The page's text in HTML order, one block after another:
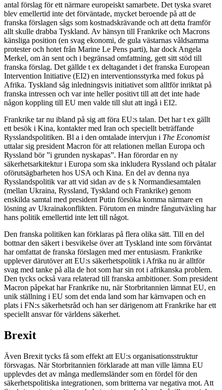
antal förslag för ett närmare europeiskt samarbete. Det tyska svaret
blev emellertid inte det förväntade, mycket beroende på att de
franska förslagen sågs som kostnadskrävande och att detta framför
allt skulle drabba Tyskland. Av hänsyn till Frankrike och Macrons
känsliga position (en svag ekonomi, de gula västarnas våldsamma
protester och hotet från Marine Le Pens parti), har dock Angela
Merkel, om än sent och i begränsad omfattning, gett sitt stöd till
franska förslag. Det gällde t ex deltagandet i det franska European
Intervention Initiative (EI2) en interventionsstyrka med fokus på
Afrika. Tyskland såg inledningsvis initiativet som alltför inriktat på
franska intressen och var inte heller positivt till att det inte hade
någon koppling till EU men valde till slut att ingå i EI2.
Frankrike tar nu ibland på sig att föra EU:s talan. Det har t ex gällt
ett besök i Kina, kontakter med Iran och speciellt beträffande
Rysslandspolitiken. Bl a i den omtalade intervjun i The Economist
uttalar sig president Macron för att relationen mellan Europa och
Ryssland bör ”i grunden nyskapas”. Han förordar en ny
säkerhetsarkitektur i Europa som ska inkludera Ryssland och påtalar
oförutsägbarheten hos USA och Kina. En del av denna nya
Rysslandspolitik var att vid sidan av de s k Normandiesamtalen
(mellan Ukraina, Ryssland, Tyskland och Frankrike) genom
enskilda samtal med president Putin försöka komma närmare en
lösning av Ukrainakonflikten. Förutom en mindre fångutväxling har
hans politik emellertid inte lett till något.
Den franska politiken kan förklaras på flera olika sätt. Till en del
bottnar den säkert i besvikelse över att Tyskland inte som förväntat
har omfattat de franska förslagen med mer entusiasm. Frankrike
upplever därutöver att EU:s säkerhetspolitik i Afrika nu är alltför
svag med tanke på alla de hot som har sin rot i afrikanska problem.
Den tycks också vara relaterad till franska ambitioner. Som president
Macron påpekat har Frankrike nu, när Storbritannien lämnat EU, en
unik ställning i EU som det enda land som har kärnvapen och en
plats i FN:s säkerhetsråd och han ser därigenom att Frankrike har ett
speciellt ansvar för världens säkerhet.
Brexit
Även Brexit tycks få som effekt att EU:s organisationsstruktur
försvagas. När Storbritannien förklarade att man ville lämna EU
upplevdes det av många medlemsländer som en fördel för den
säkerhetspolitiska integrationen, som britterna var negativa mot. Att